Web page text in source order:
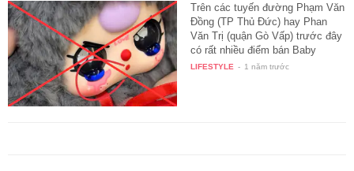
Trên các tuyến đường Phạm Văn
Đồng (TP Thủ Đức) hay Phan
Văn Trị (quận Gò Vấp) trước đây
có rất nhiều điểm bán Baby
Three…
LIFESTYLE - 1 năm trước